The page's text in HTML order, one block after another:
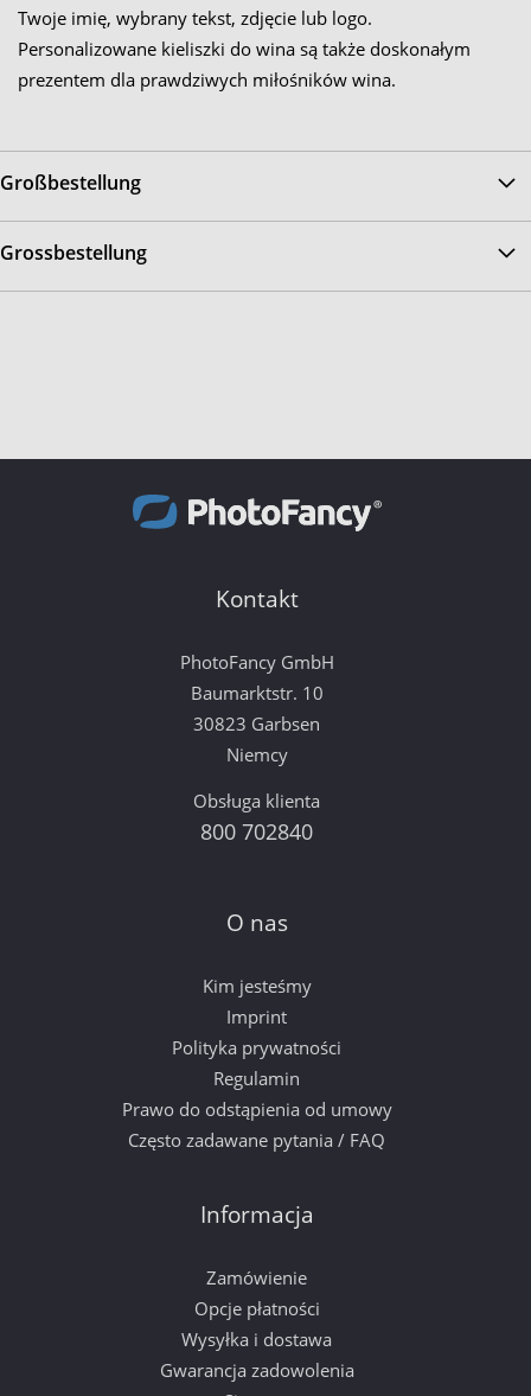
Twoje imię, wybrany tekst, zdjęcie lub logo.
Personalizowane kieliszki do wina są także doskonałym
prezentem dla prawdziwych miłośników wina.
Großbestellung
Grossbestellung
Kontakt
PhotoFancy GmbH
Baumarktstr. 10
30823 Garbsen
Niemcy
Obsługa klienta
800 702840
O nas
Kim jesteśmy
Imprint
Polityka prywatności
Regulamin
Prawo do odstąpienia od umowy
Często zadawane pytania / FAQ
Informacja
Zamówienie
Opcje płatności
Wysyłka i dostawa
Gwarancja zadowolenia